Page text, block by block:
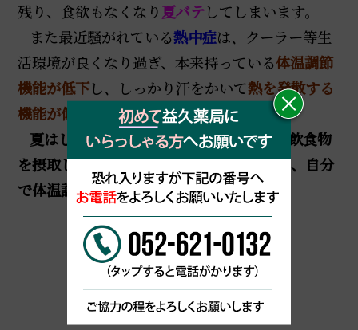
残り、食欲もなくなり夏バテしてしまいます。
また最近騒がれている熱中症は、クーラー等生
活環境が良くなり過ぎ、本来持っている体温調節
機能が低下し、しっかり汗をかいて熱を発散する
機能が低下した 為です。
夏はしっかり運動をし、身体内を温める飲食物
を摂取し、しっかり汗をかいて熱を発散し、自分
で体温調節ができる体にしましょう 。
BLOG一覧に戻る